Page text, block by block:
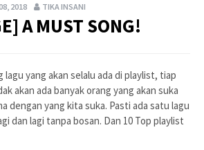
2018 TIKA INSANI
A MUST SONG!
yang akan selalu ada di playlist, tiap
akan ada banyak orang yang akan suka
dengan yang kita suka. Pasti ada satu lagu
dan lagi tanpa bosan. Dan 10 Top playlist